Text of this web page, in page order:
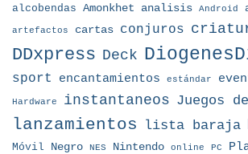
alcobendas Amonkhet analisis Android
artefactos cartas conjuros
DDxpress Deck
sport
encantamientos estándar
Hardware instantaneos Juegos
lanzamientos lista baraja
Móvil Negro NES Nintendo online PC